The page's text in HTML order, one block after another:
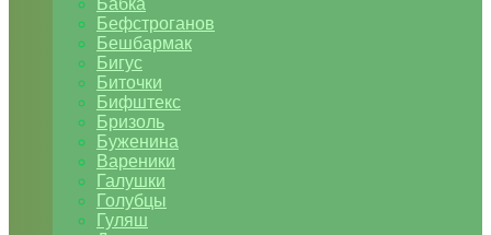
Бабка
Бефстроганов
Бешбармак
Бигус
Биточки
Бифштекс
Бризоль
Буженина
Вареники
Галушки
Голубцы
Гуляш